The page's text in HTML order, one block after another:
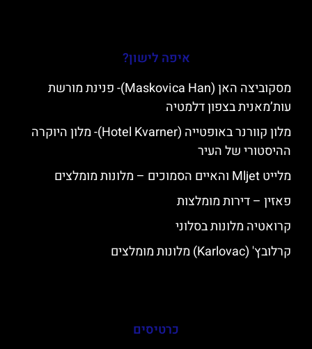
איפה לישון?
מסקוביצה האן (Maskovica Han)- פנינת מורשת
עות’מאנית בצפון דלמטיה
מלון קוורנר באופטייה (Hotel Kvarner)- מלון היוקרה
ההיסטורי של העיר
מלייט Mljet והאיים הסמוכים – מלונות מומלצים
פאזין – דירות מומלצות
קרואטיה מלונות בסלוני
קרלובץ' (Karlovac) מלונות מומלצים
כרטיסים